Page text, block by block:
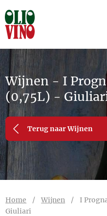
Wijnen - I
(0,75L) -
Terug naar Wijnen
Home /Wijnen / I
Giuliari